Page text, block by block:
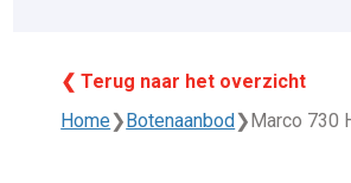
❮ Terug naar het overzicht
Home❯Botenaanbod❯Marco 730